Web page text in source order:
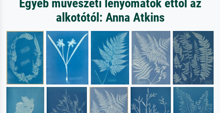
Egyéb művészeti lenyomatok ettől az
alkotótól: Anna Atkins